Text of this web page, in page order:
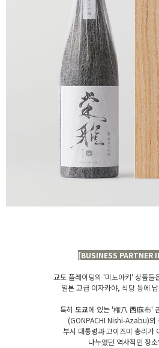
[BUSINESS PARTNER
교토 플레이팅의 '미노야키' 상품
일본 고급 이자카야, 식당 등에
특히 도쿄에 있는 '権八 西麻布'
(GONPACHI Nishi-Azabu)의
부시 대통령과 고이즈미 총리가
나누었던 역사적인 장